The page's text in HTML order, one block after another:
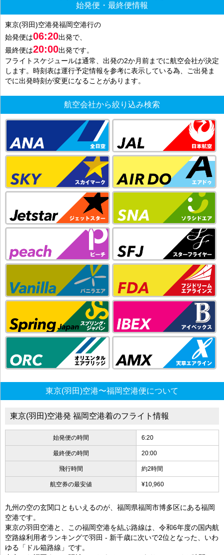
始発便・最終便情報
東京(羽田)空港発福岡空港行の
始発便は06:20出発で、
最終便は20:00出発です。
フライトスケジュールは通常、出発の2か月前までに航空会社が決定
します。時刻表は運行予定情報を参考に表示している為、ご出発ま
でに出発時刻が変更になることがあります。
航空会社から絞り込み検索
東京(羽田)空港〜福岡空港便について
東京(羽田)空港発 福岡空港着のフライト情報
始発便の時間 6:20
最終便の時間 20:00
飛行時間 約2時間
航空券の最安値 ¥10,960
九州の空の玄関口ともいえるのが、福岡県福岡市博多区にある福岡
空港です。
東京の羽田空港と、この福岡空港を結ぶ路線は、令和6年度の国内航
空路線利用者ランキングで羽田 - 新千歳に次いで2位となった、いわ
ゆる「ドル箱路線」です。